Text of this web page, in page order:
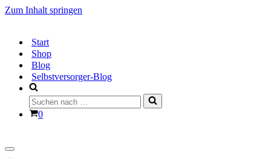
Zum Inhalt springen
Start
Shop
Blog
Selbstversorger-Blog
Suchen
nach …
Warenkorb
0
Navigationsmenü